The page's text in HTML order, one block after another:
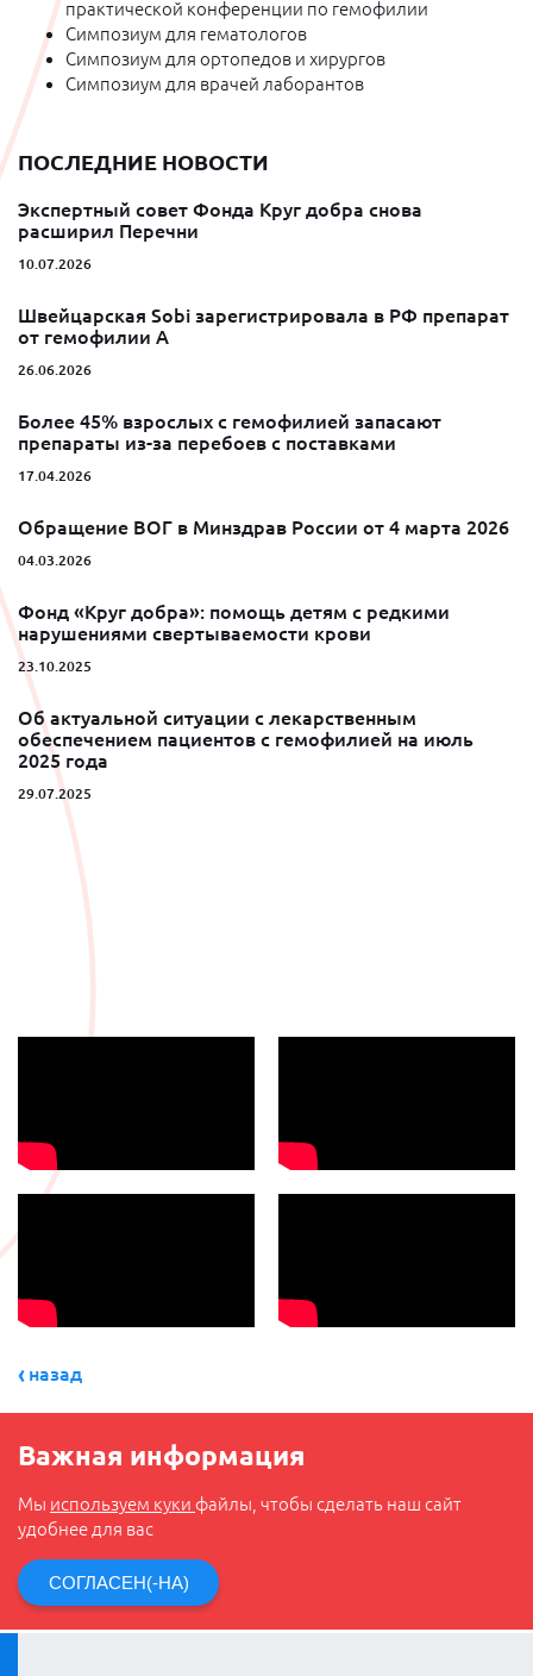
практической конференции по гемофилии
Симпозиум для гематологов
Симпозиум для ортопедов и хирургов
Симпозиум для врачей лаборантов
ПОСЛЕДНИЕ НОВОСТИ
Экспертный совет Фонда Круг добра снова
расширил Перечни
10.07.2026
Швейцарская Sobi зарегистрировала в РФ препарат
от гемофилии A
26.06.2026
Более 45% взрослых с гемофилией запасают
препараты из-за перебоев с поставками
17.04.2026
Обращение ВОГ в Минздрав России от 4 марта 2026
04.03.2026
Фонд «Круг добра»: помощь детям с редкими
нарушениями свертываемости крови
23.10.2025
Об актуальной ситуации с лекарственным
обеспечением пациентов с гемофилией на июль
2025 года
29.07.2025
назад
Важная информация
Мы используем куки файлы, чтобы сделать наш сайт
удобнее для вас
СОГЛАСЕН(-НА)